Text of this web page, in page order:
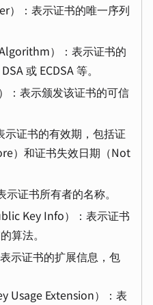
）：表示证书的唯一序列
）：表示证书的
或 ECDSA 等。
：表示颁发该证书的可信
证书的有效期，包括证
）和证书失效日期（Not
证书所有者的名称。
Key Info）：表示证书
算法。
示证书的扩展信息，包
Usage Extension）：表